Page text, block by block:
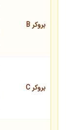
بروکر B
بروکر C